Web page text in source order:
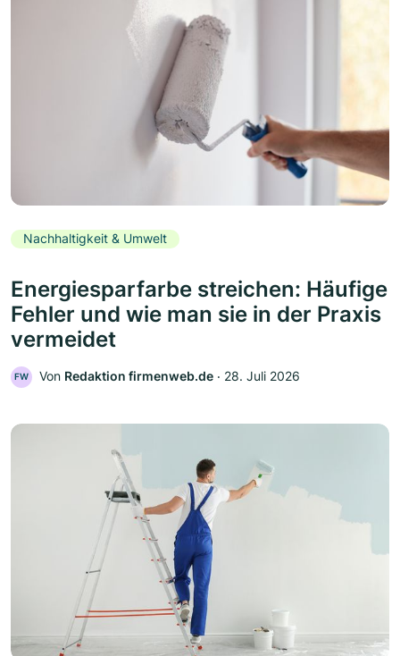
Nachhaltigkeit & Umwelt
Energiesparfarbe streichen: Häufige
Fehler und wie man sie in der Praxis
vermeidet
FW Von Redaktion firmenweb.de ‧ 28. Juli 2026